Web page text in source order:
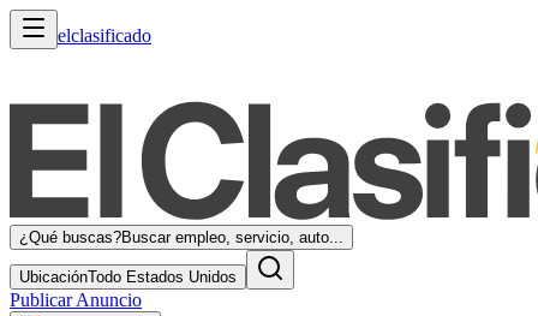
elclasificado
¿Qué buscas?Buscar empleo, servicio, auto...
UbicaciónTodo Estados Unidos
Publicar Anuncio